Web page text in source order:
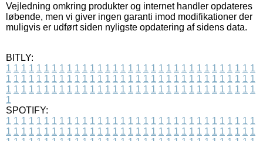
Vejledning omkring produkter og internet handler opdateres
løbende, men vi giver ingen garanti imod modifikationer der
muligvis er udført siden nyligste opdatering af sidens data.
BITLY:
1 1 1 1 1 1 1 1 1 1 1 1 1 1 1 1 1 1 1 1 1 1 1 1 1 1 1 1 1 1 1 1 1
1 1 1 1 1 1 1 1 1 1 1 1 1 1 1 1 1 1 1 1 1 1 1 1 1 1 1 1 1 1 1 1 1
1 1 1 1 1 1 1 1 1 1 1 1 1 1 1 1 1 1 1 1 1 1 1 1 1 1 1 1 1 1 1 1 1
1
SPOTIFY:
1 1 1 1 1 1 1 1 1 1 1 1 1 1 1 1 1 1 1 1 1 1 1 1 1 1 1 1 1 1 1 1 1
1 1 1 1 1 1 1 1 1 1 1 1 1 1 1 1 1 1 1 1 1 1 1 1 1 1 1 1 1 1 1 1 1